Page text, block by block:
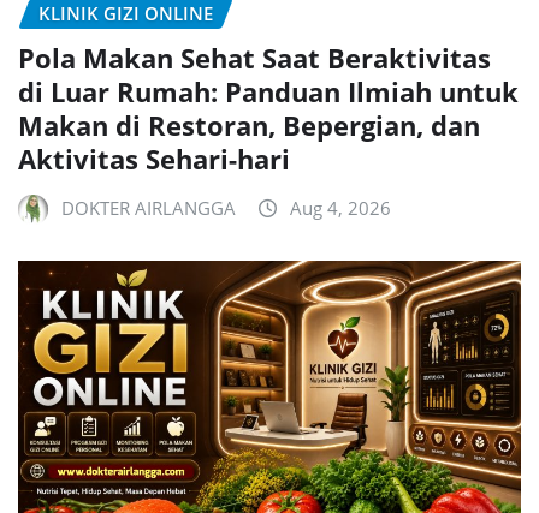
KLINIK GIZI ONLINE
Pola Makan Sehat Saat Beraktivitas
di Luar Rumah: Panduan Ilmiah untuk
Makan di Restoran, Bepergian, dan
Aktivitas Sehari-hari
DOKTER AIRLANGGA Aug 4, 2026